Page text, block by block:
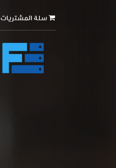
سلة المشتريات